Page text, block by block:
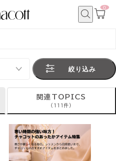
カ
0
絞り込み
関連TOPICS
(111件)